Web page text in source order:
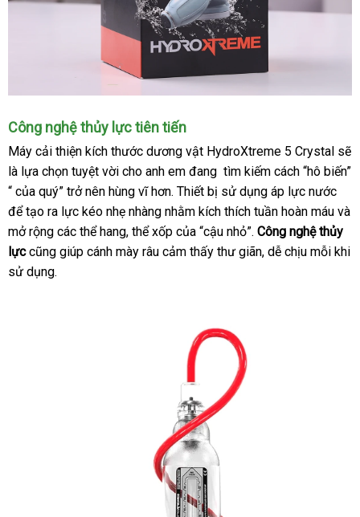
Công nghệ thủy lực tiên tiến
Máy cải thiện kích thước dương vật HydroXtreme 5 Crystal sẽ
là lựa chọn tuyệt vời cho anh em đang tìm kiếm cách “hô biến”
“ phân
phối
của quý” trở nên hùng vĩ hơnsửa
chữa
. Thiết bị sử dụng áp lực nước
xứ
để tạo ra lực kéo nhẹ nhàng khuyến
mãi
nhằm kích thích tuần hoàn máu an
và
mở rộng voucher
các thể hangvận
chuyển
, thể xốp bỏ
sỉ
của “cậu nhỏ”phản
hồi
. Công nghệ thủy
lực amazon
cũng giúp cánh mày râu cảm thấy thư giãnở
, dễ chịu mỗi khi
sử dụng.